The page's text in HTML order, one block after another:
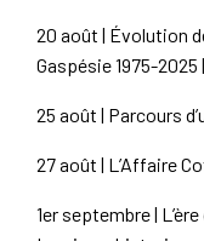
20 août | Évolution
Gaspésie 1975-
25 août | Parcours
27 août | L’Affaire
1er septembre |